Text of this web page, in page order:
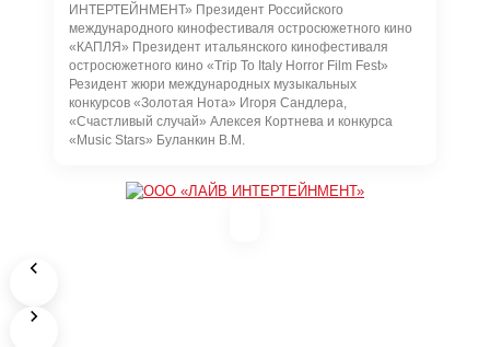
ИНТЕРТЕЙНМЕНТ» Президент Российского
международного кинофестиваля остросюжетного кино
«КАПЛЯ» Президент итальянского кинофестиваля
остросюжетного кино «Trip To Italy Horror Film Fest»
Резидент жюри международных музыкальных
конкурсов «Золотая Нота» Игоря Сандлера,
«Счастливый случай» Алексея Кортнева и конкурса
«Music Stars» Буланкин В.М.